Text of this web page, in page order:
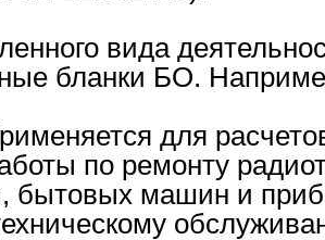
вида
бланки БО.
для
по ремонту
бытовых машин и